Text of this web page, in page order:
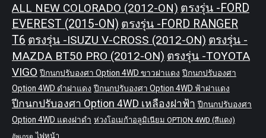
ALL NEW COLORADO (2012-ON) ตรงรุ่น -FORD
EVEREST (2015-ON) ตรงรุ่น -FORD RANGER
T6 ตรงรุ่น -ISUZU V-CROSS (2012-ON) ตรงรุ่น -
MAZDA BT50 PRO (2012-ON) ตรงรุ่น -TOYOTA
VIGO ปีกนกปรับองศา Option 4WD ขาวฝาแดง ปีกนกปรับองศา
Option 4WD ดำฝาแดง ปีกนกปรับองศา Option 4WD ฟ้าฝาแดง
ปีกนกปรับองศา Option 4WD เหลืองฝาฟ้า ปีกนกปรับองศา
Option 4WD แดงฝาดำ ห่วงโอเมก้าอลูมิเนียม OPTION 4WD (สีแดง)
อัพเกรด ไฟหน้า